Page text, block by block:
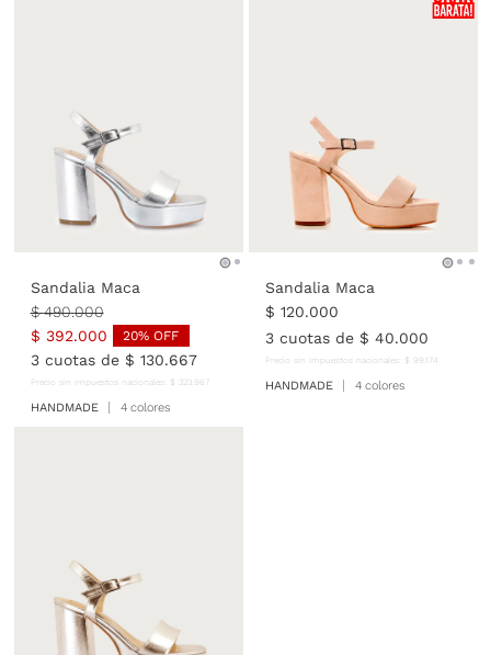
Sandalia Maca
$ 490.000
$ 392.000 20% OFF
3cuotas de $ 130.667
Precio sin impuestos nacionales: $ 323 967
HANDMADE 4 colores
Sandalia Maca
$ 120.000
3cuotas de $ 40.000
Precio sin impuestos nacionales: $ 99 174
HANDMADE 4 colores